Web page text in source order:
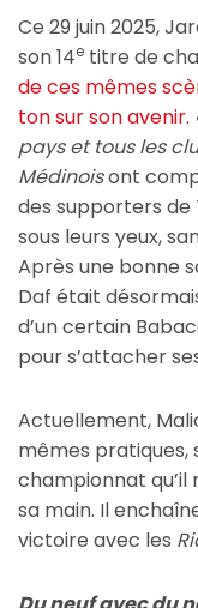
Ce 29 juin 2025,
son 14e titre de
de ces mêmes
ton sur son avenir.
pays et tous les
Médinoisont
des supporters de
sous leurs yeux,
Après une bonne
Daf était
d’un certain
pour s’attacher
Actuellement,
mêmes pratiques,
championnat
sa main. Il
victoire avec les